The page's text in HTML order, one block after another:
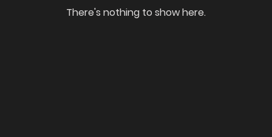
There's nothing to show here.